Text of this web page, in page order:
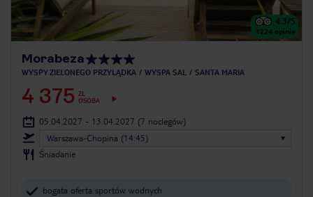
4.3/5
1224 opinie
Morabeza
WYSPY ZIELONEGO PRZYLĄDKA WYSPA SAL SANTA MARIA
4 375 ZŁ
OSOBA
05.04.2027 - 13.04.2027 (7 noclegów)
Warszawa-Chopina (14:45)
Śniadanie
bogata oferta sportów wodnych